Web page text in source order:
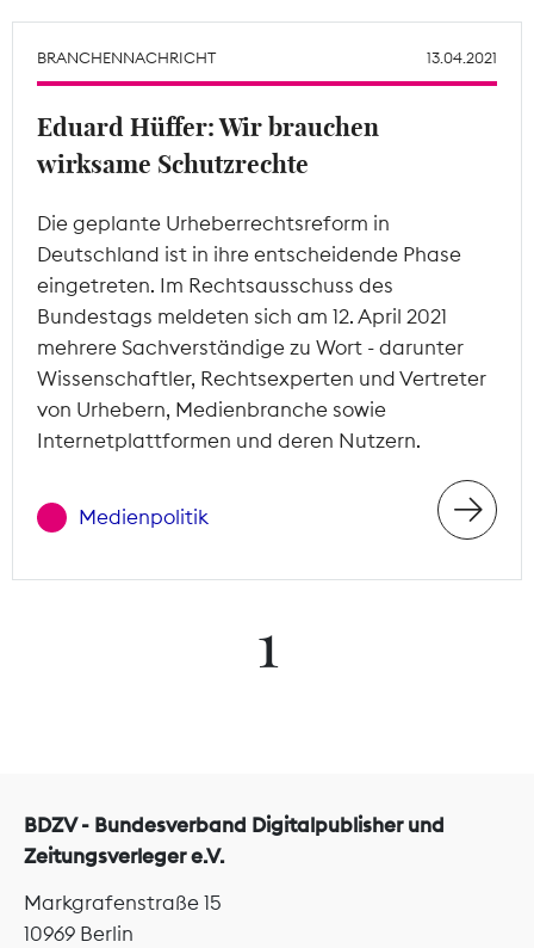
Mitgliederbereich
BRANCHENNACHRICHT 13.04.2021
Eduard Hüffer: Wir brauchen
wirksame Schutzrechte
Die geplante Urheberrechtsreform in
Deutschland ist in ihre entscheidende Phase
eingetreten. Im Rechtsausschuss des
Bundestags meldeten sich am 12. April 2021
mehrere Sachverständige zu Wort - darunter
Wissenschaftler, Rechtsexperten und Vertreter
von Urhebern, Medienbranche sowie
Internetplattformen und deren Nutzern.
Medienpolitik
1
BDZV - Bundesverband Digitalpublisher und
Zeitungsverleger e.V.
Markgrafenstraße 15
10969 Berlin